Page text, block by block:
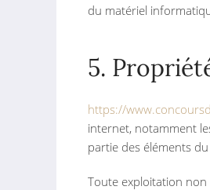
du matériel
5.
https://
internet, notamment
partie des éléments
Toute exploitation non